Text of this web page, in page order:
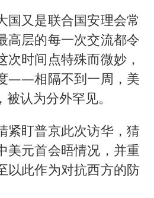
国又是联合国安理会常
高层的每一次交流都令
次时间点特殊而微妙，
——相隔不到一周，美
认为分外罕见。
紧盯普京此次访华，猜
美元首会晤情况，并重
以此作为对抗西方的防